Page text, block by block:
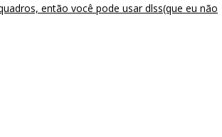
então você pode usar dlss(que eu não